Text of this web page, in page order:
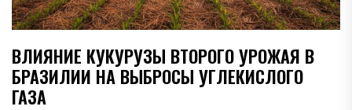
ВЛИЯНИЕ КУКУРУЗЫ ВТОРОГО УРОЖАЯ В
БРАЗИЛИИ НА ВЫБРОСЫ УГЛЕКИСЛОГО
ГАЗА